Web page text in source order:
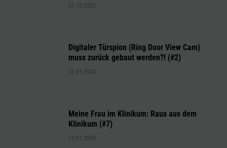
27.10.2023
Digitaler Türspion (Ring Door View Cam)
muss zurück gebaut werden?! (#2)
26.01.2024
Meine Frau im Klinikum: Raus aus dem
Klinikum (#7)
19.01.2024